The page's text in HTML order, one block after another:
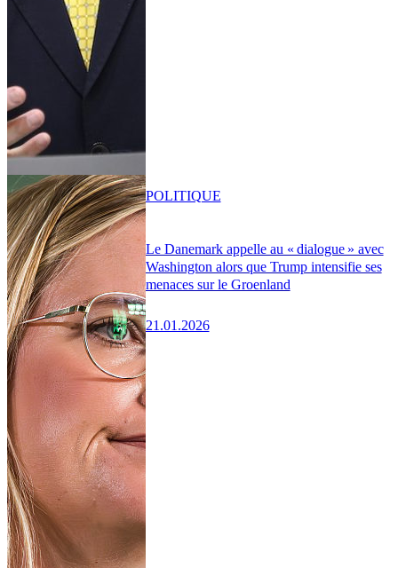
Le Danemark appelle au « dialogue » avec
Washington alors que Trump intensifie ses
menaces sur le Groenland
21.01.2026
POLITIQUE